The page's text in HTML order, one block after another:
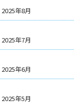
2025年8月
2025年7月
2025年6月
2025年5月